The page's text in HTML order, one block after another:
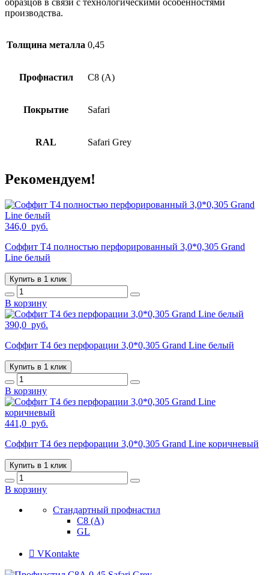
образцов в связи с технологическими особенностями
производства.
Толщина металла 0,45
Профнастил С8 (А)
Покрытие Safari
RAL Safari Grey
Рекомендуем!
346,0 руб.
Соффит T4 полностью перфорированный 3,0*0,305 Grand
Line белый
Купить в 1 клик
В корзину
390,0 руб.
Соффит T4 без перфорации 3,0*0,305 Grand Line белый
Купить в 1 клик
В корзину
441,0 руб.
Соффит T4 без перфорации 3,0*0,305 Grand Line коричневый
Купить в 1 клик
В корзину
Стандартный профнастил
С8 (А)
GL
VKontakte